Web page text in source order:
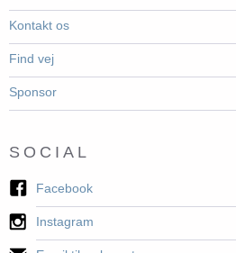
Kontakt os
Find vej
Sponsor
SOCIAL
Facebook
Instagram